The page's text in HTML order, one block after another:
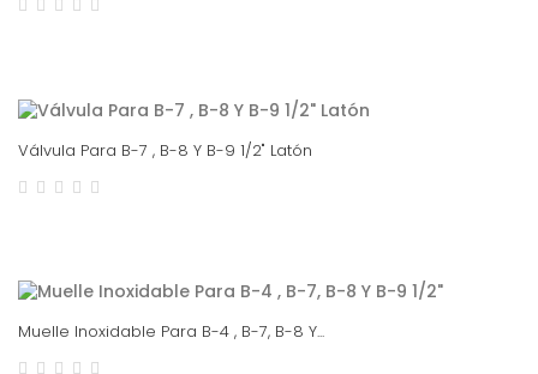
Válvula Para B-7 , B-8 Y B-9 1/2" Latón
Muelle Inoxidable Para B-4 , B-7, B-8 Y...